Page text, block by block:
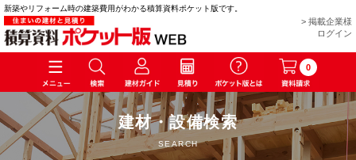
新築やリフォーム時の建築費用がわかる積算資料ポケット版です。
> 掲載企業様
ログイン
0
建材・設備検索
SEARCH